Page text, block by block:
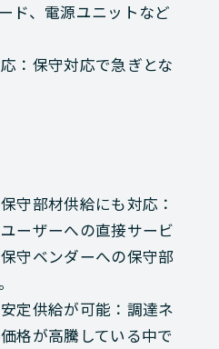
ド、電源ユニットなど
：保守対応で急ぎとな
守部材供給にも対応：
ーザーへの直接サービ
守ベンダーへの保守部
定供給が可能：調達ネ
格が高騰している中で